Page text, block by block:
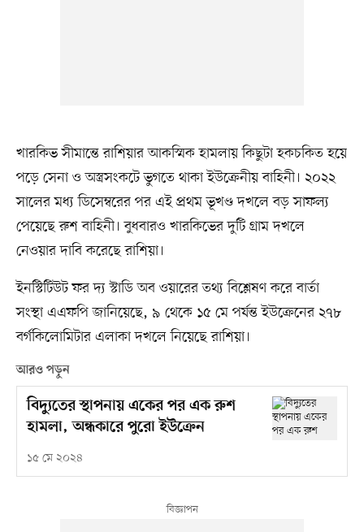
খারকিভ সীমান্তে রাশিয়ার আকস্মিক হামলায় কিছুটা হকচকিত হয়ে
পড়ে সেনা ও অস্ত্রসংকটে ভুগতে থাকা ইউক্রেনীয় বাহিনী। ২০২২
সালের মধ্য ডিসেম্বরের পর এই প্রথম ভূখণ্ড দখলে বড় সাফল্য
পেয়েছে রুশ বাহিনী। বুধবারও খারকিভের দুটি গ্রাম দখলে
নেওয়ার দাবি করেছে রাশিয়া।
ইনস্টিটিউট ফর দ্য স্টাডি অব ওয়ারের তথ্য বিশ্লেষণ করে বার্তা
সংস্থা এএফপি জানিয়েছে, ৯ থেকে ১৫ মে পর্যন্ত ইউক্রেনের ২৭৮
বর্গকিলোমিটার এলাকা দখলে নিয়েছে রাশিয়া।
আরও পড়ুন
বিদ্যুতের স্থাপনায় একের পর এক রুশ
হামলা, অন্ধকারে পুরো ইউক্রেন
১৫ মে ২০২৪